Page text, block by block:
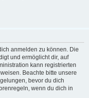
anmelden zu können. Die
und ermöglicht dir, auf
kann registrierten
Beachte bitte unsere
bevor du dich
wenn du dich in